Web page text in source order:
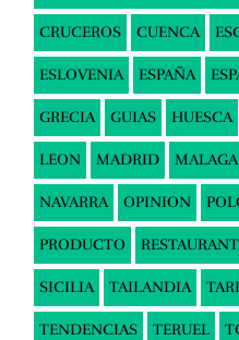
CRUCEROS CUENCA
ESLOVENIA ESPAÑA
GRECIA GUIAS HUESCA
LEON MADRID MALAGA
NAVARRA OPINION
PRODUCTO
SICILIA TAILANDIA
TENDENCIAS TERUEL